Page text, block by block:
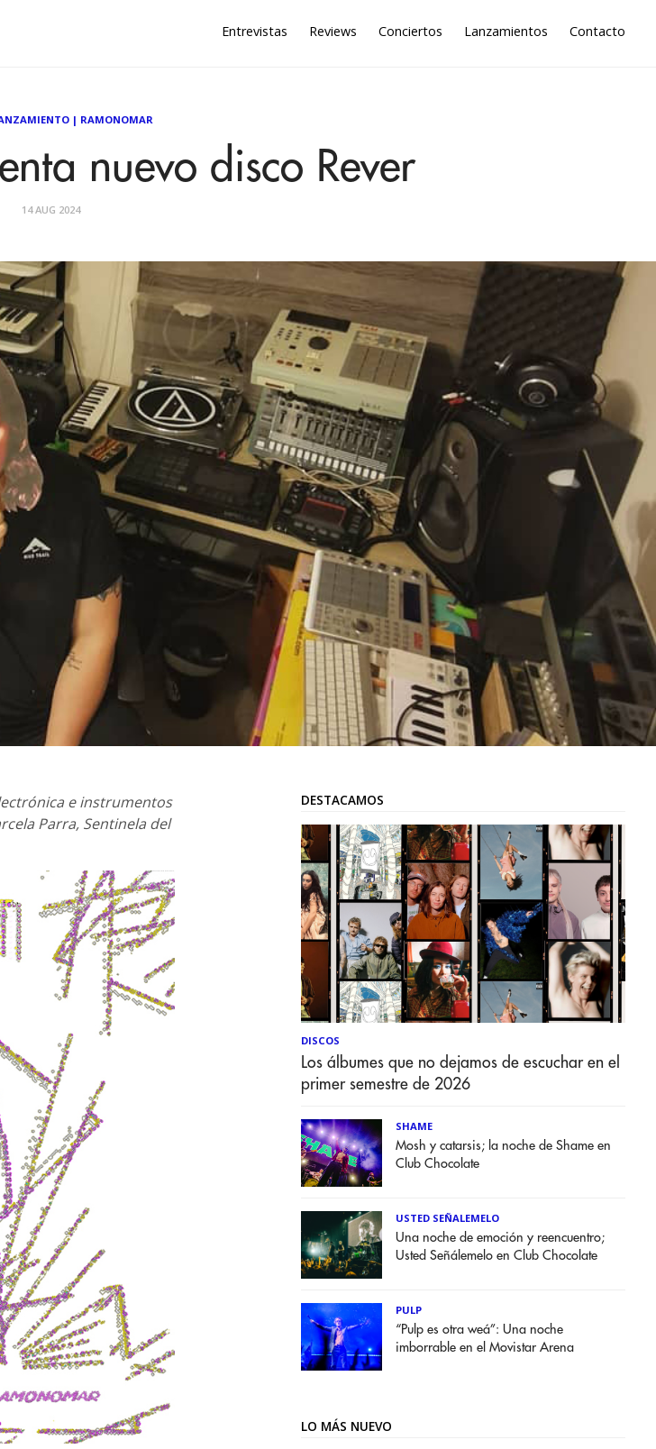
Entrevistas Reviews Conciertos Lanzamientos Contacto
| RAMONOMAR
nuevo disco Rever
14 AUG 2024
e instrumentos
Parra, Sentinela del
DESTACAMOS
DISCOS
Los álbumes que no dejamos de escuchar en el
primer semestre de 2026
SHAME
Mosh y catarsis; la noche de Shame en
Club Chocolate
USTED SEÑALEMELO
Una noche de emoción y reencuentro;
Usted Señálemelo en Club Chocolate
PULP
“Pulp es otra weá”: Una noche
imborrable en el Movistar Arena
LO MÁS NUEVO